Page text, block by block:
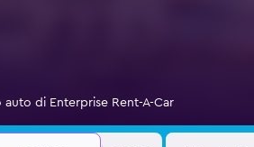
auto di Enterprise Rent-A-Car